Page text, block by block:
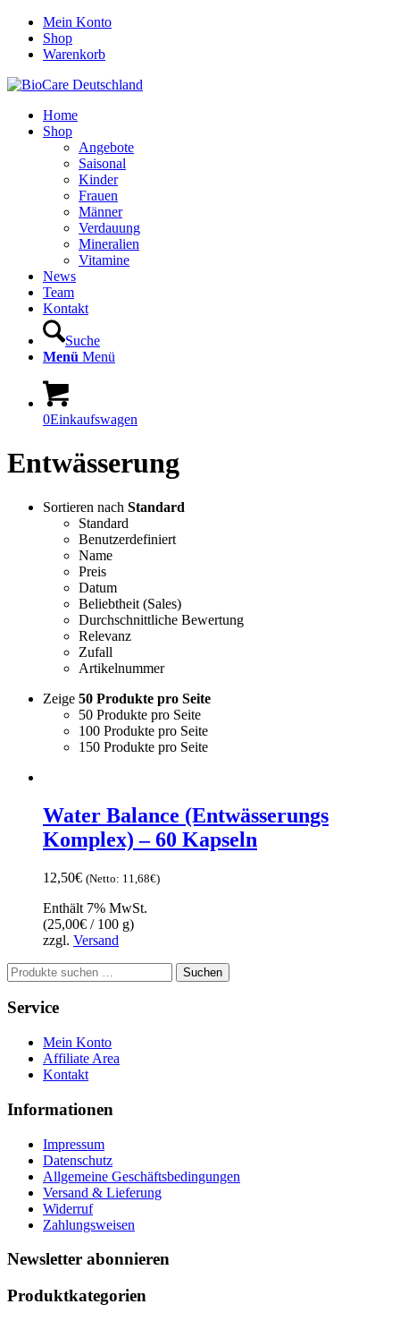
Mein Konto
Shop
Warenkorb
Home
Shop
Angebote
Saisonal
Kinder
Frauen
Männer
Verdauung
Mineralien
Vitamine
News
Team
Kontakt
Suche
Menü Menü
0Einkaufswagen
Entwässerung
Sortieren nach Standard
Standard
Benutzerdefiniert
Name
Preis
Datum
Beliebtheit (Sales)
Durchschnittliche Bewertung
Relevanz
Zufall
Artikelnummer
Zeige 50 Produkte pro Seite
50 Produkte pro Seite
100 Produkte pro Seite
150 Produkte pro Seite
Water Balance (Entwässerungs
Komplex) – 60 Kapseln
12,50€ (Netto: 11,68€)
Enthält 7% MwSt.
(25,00€ / 100 g)
zzgl. Versand
Suchen
nach:
Suchen
Service
Mein Konto
Affiliate Area
Kontakt
Informationen
Impressum
Datenschutz
Allgemeine Geschäftsbedingungen
Versand & Lieferung
Widerruf
Zahlungsweisen
Newsletter abonnieren
Produktkategorien